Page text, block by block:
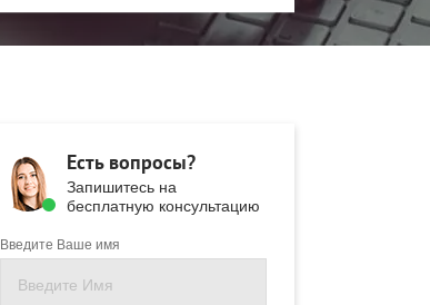
Есть вопросы?
Запишитесь на
бесплатную консультацию
Введите Ваше имя